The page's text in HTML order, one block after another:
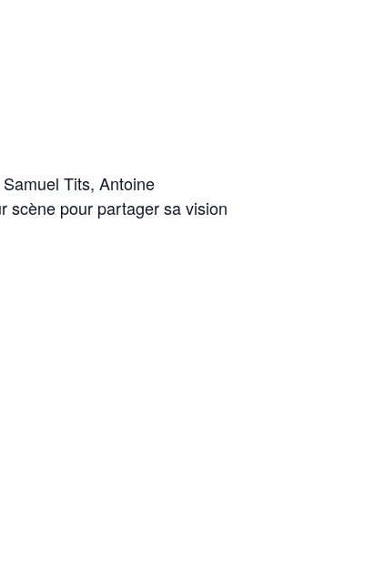
Tits, Antoine
scène pour partager sa vision